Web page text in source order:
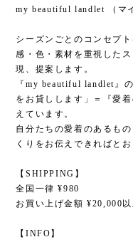
my beautiful landlet （マ
シーズンごとのコンセプ
感・色・素材を重視した
現、提案します。
『my beautiful landlet』
をお貸しします」＝『愛
えています。
自分たちの愛着のあるも
くりをお伝えできればとお
【SHIPPING】
全国一律 ¥980
お買い上げ金額 ¥20,000
【INFO】